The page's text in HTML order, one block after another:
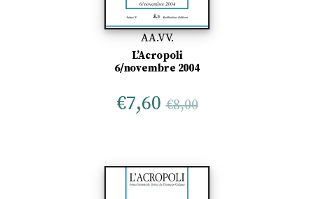
AA.VV.
L’Acropoli
6/novembre 2004
€7,60 €8,00